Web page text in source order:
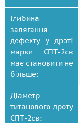
Глибина
залягання
дефекту у дроті
марки СПТ-2св
має становити не
більше:
Діаметр
титанового дроту
СПТ-2св: